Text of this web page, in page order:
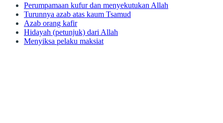
Perumpamaan kufur dan menyekutukan Allah
Turunnya azab atas kaum Tsamud
Azab orang kafir
Hidayah (petunjuk) dari Allah
Menyiksa pelaku maksiat